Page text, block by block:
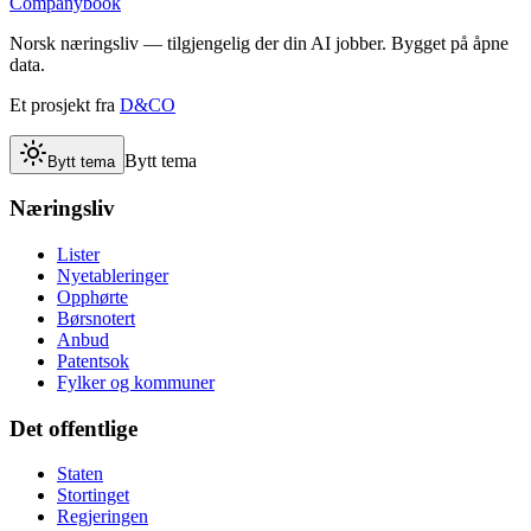
Norsk næringsliv — tilgjengelig der din AI jobber. Bygget på åpne
data.
Et prosjekt fra D&CO
Bytt tema Bytt tema
Næringsliv
Lister
Nyetableringer
Opphørte
Børsnotert
Anbud
Patentsok
Fylker og kommuner
Det offentlige
Staten
Stortinget
Regjeringen